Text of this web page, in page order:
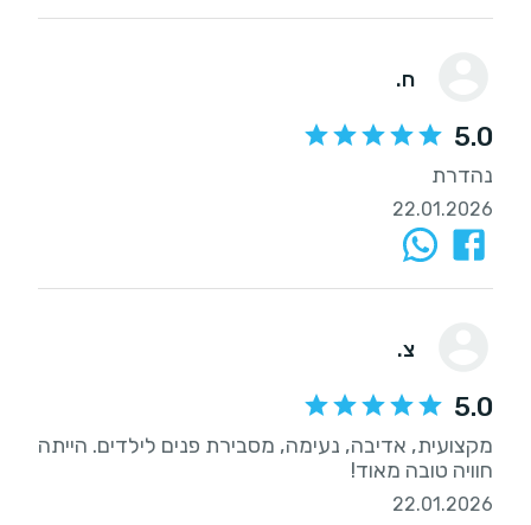
ח.
5.0
נהדרת
22.01.2026
צ.
5.0
מקצועית, אדיבה, נעימה, מסבירת פנים לילדים. הייתה
חוויה טובה מאוד!
22.01.2026